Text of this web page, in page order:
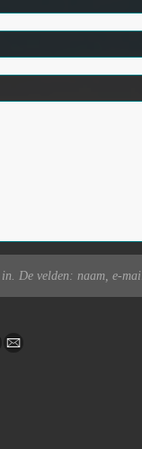
De velden: naam, e-